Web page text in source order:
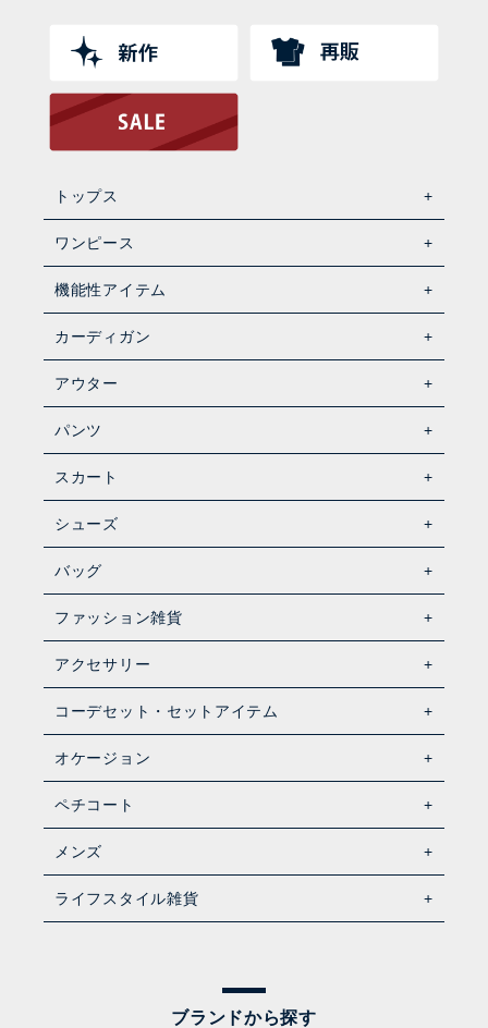
トップス
ワンピース
機能性アイテム
カーディガン
アウター
パンツ
スカート
シューズ
バッグ
ファッション雑貨
アクセサリー
コーデセット・セットアイテム
オケージョン
ペチコート
メンズ
ライフスタイル雑貨
ブランドから探す